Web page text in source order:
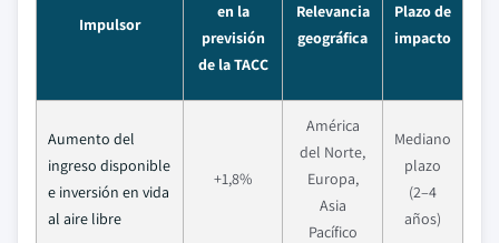
Impulsor
en la
previsión
de la TACC
Relevancia
geográfica
Plazo de
impacto
Aumento del
ingreso disponible
e inversión en vida
al aire libre
+1,8%
América
del Norte,
Europa,
Asia
Pacífico
Mediano
plazo
(2–4
años)